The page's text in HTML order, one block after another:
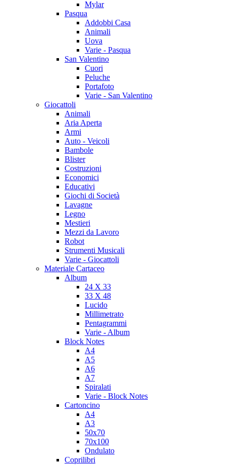
Mylar
Pasqua
Addobbi Casa
Animali
Uova
Varie - Pasqua
San Valentino
Cuori
Peluche
Portafoto
Varie - San Valentino
Giocattoli
Animali
Aria Aperta
Armi
Auto - Veicoli
Bambole
Blister
Costruzioni
Economici
Educativi
Giochi di Società
Lavagne
Legno
Mestieri
Mezzi da Lavoro
Robot
Strumenti Musicali
Varie - Giocattoli
Materiale Cartaceo
Album
24 X 33
33 X 48
Lucido
Millimetrato
Pentagrammi
Varie - Album
Block Notes
A4
A5
A6
A7
Spiralati
Varie - Block Notes
Cartoncino
A4
A3
50x70
70x100
Ondulato
Coprilibri